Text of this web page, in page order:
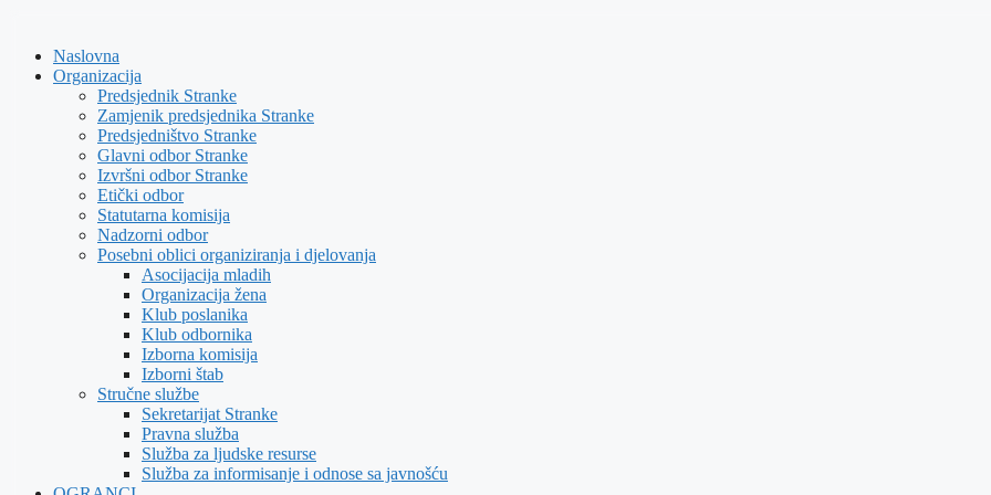
contentNaslovna
Organizacija
Predsjednik Stranke
Zamjenik predsjednika Stranke
Predsjedništvo Stranke
Glavni odbor Stranke
Izvršni odbor Stranke
Etički odbor
Statutarna komisija
Nadzorni odbor
Posebni oblici organiziranja i djelovanja
Asocijacija mladih
Organizacija žena
Klub poslanika
Klub odbornika
Izborna komisija
Izborni štab
Stručne službe
Sekretarijat Stranke
Pravna služba
Služba za ljudske resurse
Služba za informisanje i odnose sa javnošću